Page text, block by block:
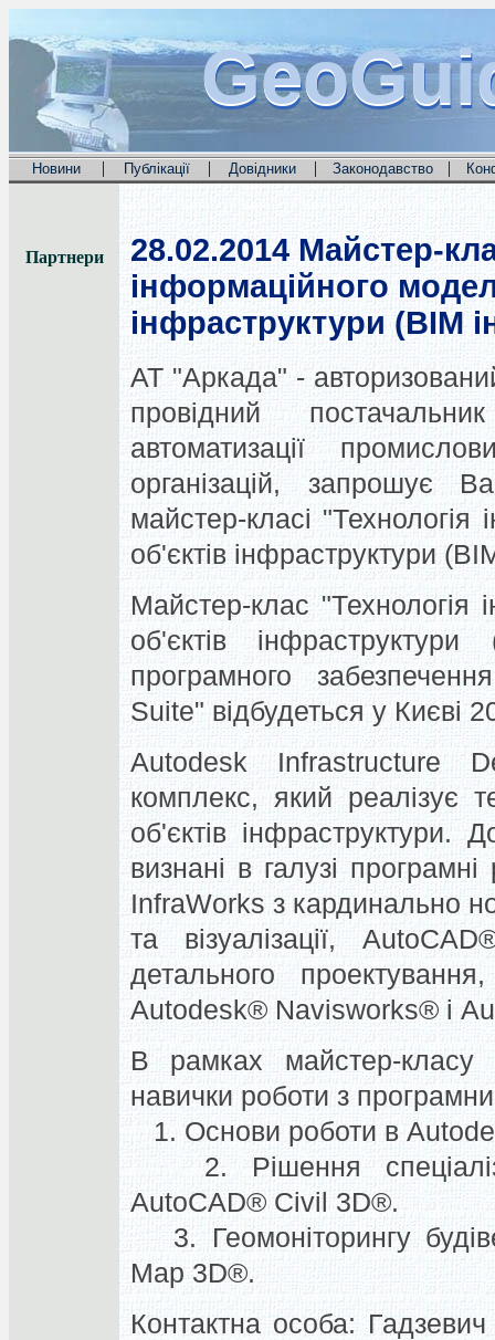
Новини | Публікації | Довідники | Законодавство |
Партнери 28.02.2014 Майстер-
інформаційного
інфраструктури (BIM
АТ "Аркада" -
провідний
автоматизації
організацій, запрошує
майстер-класі
об'єктів інфраструктури
Майстер-клас "Технологія
об'єктів
програмного
Suite" відбудеться у Києві
Autodesk Infrastructure
комплекс, який реалізує
об'єктів інфраструктури.
визнані в галузі
InfraWorks з кардинально
та візуалізації,
детального
Autodesk® Navisworks® і
В рамках майстер-класу
навички роботи з
1. Основи роботи в
2. Рішення
AutoCAD® Civil 3D®.
3. Геомоніторингу
Map 3D®.
Контактна особа: